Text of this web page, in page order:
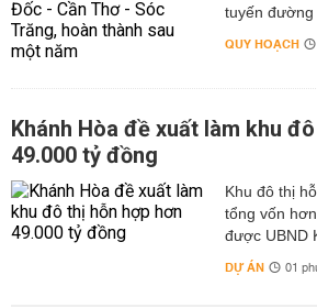
tuyến đường
QUY HOẠCH
Khánh Hòa đề xuất làm khu
49.000 tỷ đồng
Khu đô thị
tổng vốn
được UBND
DỰ ÁN 01